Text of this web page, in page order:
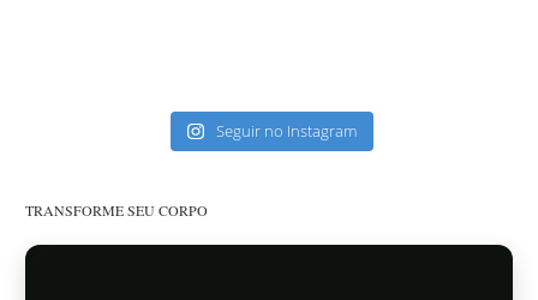
Seguir no Instagram
TRANSFORME SEU CORPO